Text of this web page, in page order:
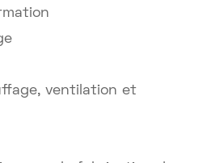
ventilation et